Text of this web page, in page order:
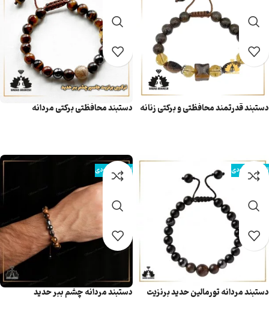
دستبند قدرتمند محافظتی و برکتی زنانه دستبند محافظتی برکتی مردانه
اتمام موجودی
دستبند مردانه تورمالین حدید برنزیت
اتمام موجودی
دستبند مردانه چشم ببر حدید